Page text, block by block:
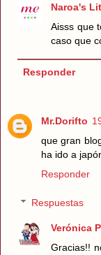
Naroa's
Aisss que
caso que
Responder
Mr.Dorifto
que gran
ha ido a
Responder
Respuestas
Verónica
Gracias!!